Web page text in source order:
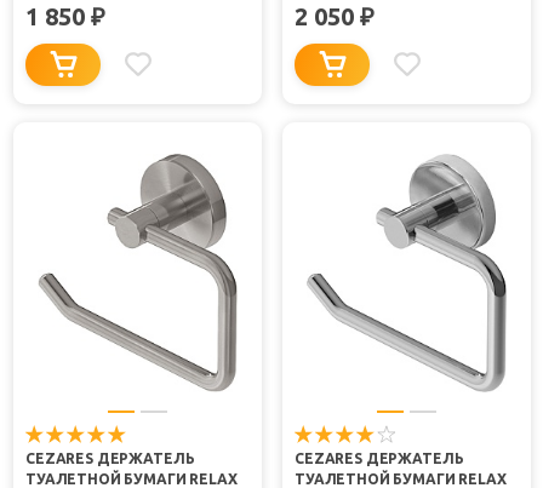
1 850 ₽ 2 050 ₽
CEZARES ДЕРЖАТЕЛЬ
ТУАЛЕТНОЙ БУМАГИ RELAX
CEZARES ДЕРЖАТЕЛЬ
ТУАЛЕТНОЙ БУМАГИ RELAX